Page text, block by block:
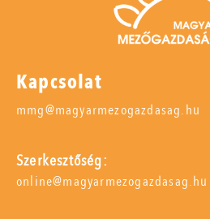
Kapcsolat
mmg@magyarmezogazdasag.hu
Szerkesztőség:
online@magyarmezogazdasag.hu